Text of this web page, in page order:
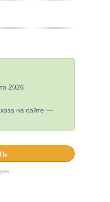
2026
на сайте —